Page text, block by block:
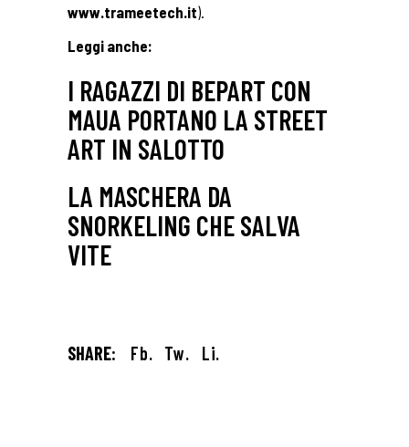
www.trameetech.it).
Leggi anche:
I RAGAZZI DI BEPART CON
MAUA PORTANO LA STREET
ART IN SALOTTO
LA MASCHERA DA
SNORKELING CHE SALVA
VITE
SHARE: Fb. Tw. Li.